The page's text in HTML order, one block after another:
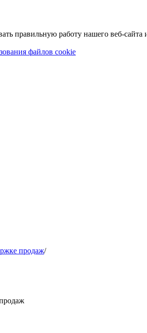
правильную работу нашего веб-сайта
файлов cookie
продаж/